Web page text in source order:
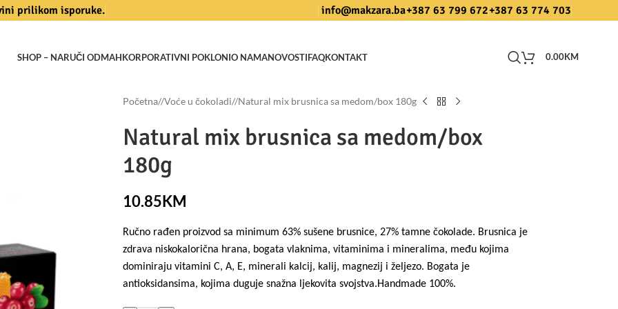
prilikom isporuke. info@makzara.ba+387 63 799 672+387 63 774 703
SHOP – NARUČI ODMAHKORPORATIVNI POKLONIO NAMANOVOSTIFAQKONTAKT 0.00KM
Početna/ Voće u čokoladi/ Natural mix brusnica sa medom/box 180g
Natural mix brusnica sa medom/box
180g
10.85KM
Ručno rađen proizvod sa minimum 63% sušene brusnice, 27% tamne čokolade. Brusnica je
zdrava niskokalorična hrana, bogata vlaknima, vitaminima i mineralima, među kojima
dominiraju vitamini C, A, E, minerali kalcij, kalij, magnezij i željezo. Bogata je
antioksidansima, kojima duguje snažna ljekovita svojstva.Handmade 100%.